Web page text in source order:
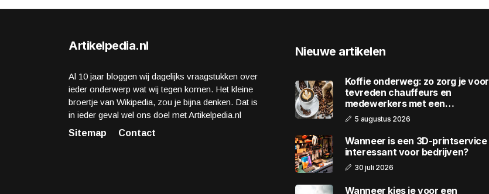
Artikelpedia.nl
Al 10 jaar bloggen wij dagelijks vraagstukken over
ieder onderwerp wat wij tegen komen. Het kleine
broertje van Wikipedia, zou je bijna denken. Dat is
in ieder geval wel ons doel met Artikelpedia.nl
Sitemap
Contact
Nieuwe artikelen
Koffie onderweg: zo zorg je voor
tevreden chauffeurs en
medewerkers met een
wagenpark
5 augustus 2026
Wanneer is een 3D-printservice
interessant voor bedrijven?
30 juli 2026
Wanneer kies je voor een